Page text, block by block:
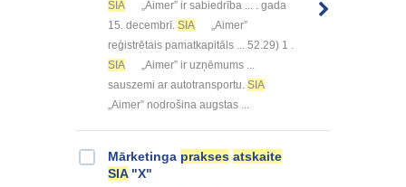
SIA
„Aimer” ir sabiedrība ... . gada
15. decembrī. SIA
„Aimer”
reģistrētais pamatkapitāls ... 52.29) 1 .
SIA
„Aimer” ir uzņēmums ...
sauszemi ar autotransportu. SIA
„Aimer” nodrošina augstas ...
Mārketinga prakses atskaite
SIA"X"